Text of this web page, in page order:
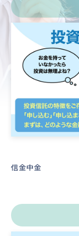
信金中金